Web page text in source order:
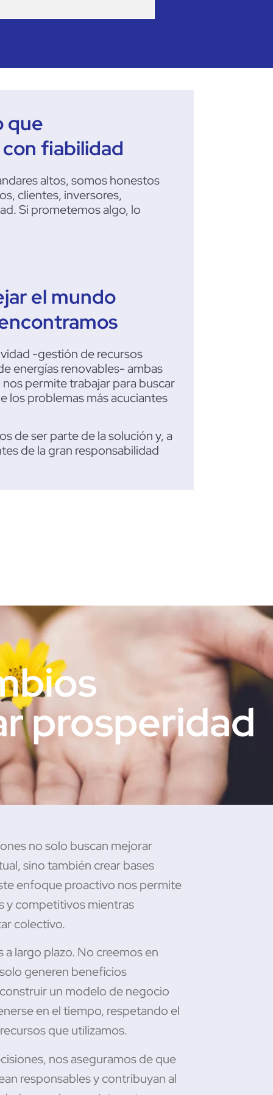
que
fiabilidad
altos, somos honestos
clientes, inversores,
Si prometemos algo, lo
el mundo
-gestión de recursos
energías renovables- ambas
nos permite trabajar para buscar
losproblemas más acuciantes
de ser parte de la solución y, a
de la gran responsabilidad
prosperidad
no solo buscan mejorar
sino también crear bases
enfoqueproactivo nos permite
y competitivos mientras
colectivo.
a largo plazo. No creemos en
generen beneficios
un modelo de negocio
en el tiempo, respetando el
que utilizamos.
nos aseguramos de que
responsables y contribuyan al